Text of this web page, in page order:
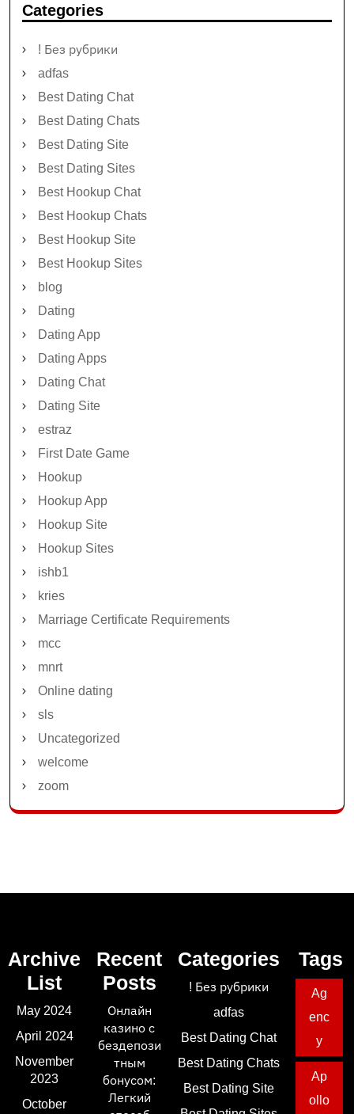
Categories
! Без рубрики
adfas
Best Dating Chat
Best Dating Chats
Best Dating Site
Best Dating Sites
Best Hookup Chat
Best Hookup Chats
Best Hookup Site
Best Hookup Sites
blog
Dating
Dating App
Dating Apps
Dating Chat
Dating Site
estraz
First Date Game
Hookup
Hookup App
Hookup Site
Hookup Sites
ishb1
kries
Marriage Certificate Requirements
mcc
mnrt
Online dating
sls
Uncategorized
welcome
zoom
Archive
List
May 2024
April 2024
November
2023
October
Recent
Posts
Онлайн
казино с
бездепози
тным
бонусом:
Легкий
Categories
! Без рубрики
adfas
Best Dating Chat
Best Dating Chats
Best Dating Site
Tags
Ag
enc
y
Ap
ollo